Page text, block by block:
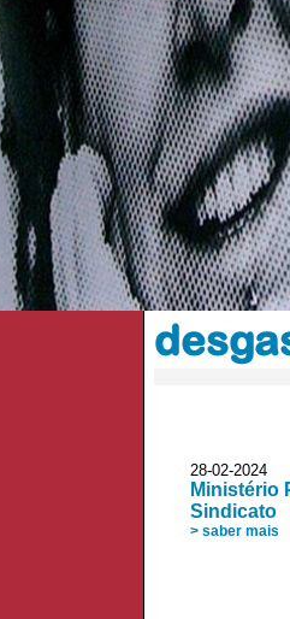
28-02-
Ministério
Sindicato
> saber mais